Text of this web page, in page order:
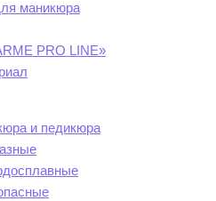
маникюра
PRO LINE»
и педикюра